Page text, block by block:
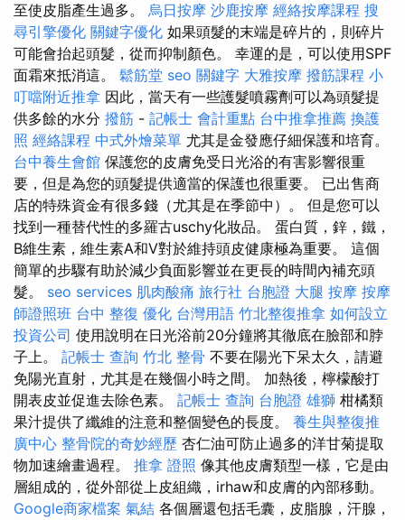
至使皮脂產生過多。 烏日按摩 沙鹿按摩 經絡按摩課程 搜
尋引擎優化 關鍵字優化 如果頭髮的末端是碎片的，則碎片
可能會抬起頭髮，從而抑制顏色。 幸運的是，可以使用SPF
面霜來抵消這。 鬆筋堂 seo 關鍵字 大雅按摩 撥筋課程 小
叮噹附近推拿 因此，當天有一些護髮噴霧劑可以為頭髮提
供多餘的水分 撥筋 - 記帳士 會計重點 台中推拿推薦 換護
照 經絡課程 中式外燴菜單 尤其是金發應仔細保護和培育。
台中養生會館 保護您的皮膚免受日光浴的有害影響很重
要，但是為您的頭髮提供適當的保護也很重要。 已出售商
店的特殊資金有很多錢（尤其是在季節中）。 但是您可以
找到一種替代性的多羅古uschy化妝品。 蛋白質，鋅，鐵，
B維生素，維生素A和V對於維持頭皮健康極為重要。 這個
簡單的步驟有助於減少負面影響並在更長的時間內補充頭
髮。 seo services 肌肉酸痛 旅行社 台胞證 大腿 按摩 按摩
師證照班 台中 整復 優化 台灣用語 竹北整復推拿 如何設立
投資公司 使用說明在日光浴前20分鐘將其徹底在臉部和脖
子上。 記帳士 查詢 竹北 整骨 不要在陽光下呆太久，請避
免陽光直射，尤其是在幾個小時之間。 加熱後，檸檬酸打
開表皮並促進去除色素。 記帳士 查詢 台胞證 雄獅 柑橘類
果汁提供了纖維的注意和整個變色的長度。 養生與整復推
廣中心 整骨院的奇妙經歷 杏仁油可防止過多的洋甘菊提取
物加速繪畫過程。 推拿 證照 像其他皮膚類型一樣，它是由
層組成的，從外部從上皮組織，irhaw和皮膚的內部移動。
Google商家檔案 氣結 各個層還包括毛囊，皮脂腺，汗腺，